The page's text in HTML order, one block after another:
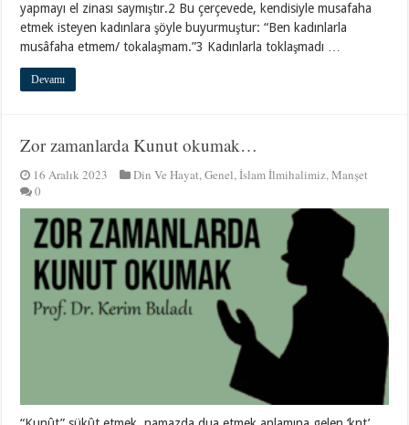
yapmayı el zinası saymıştır.2 Bu çerçevede, kendisiyle musafaha
etmek isteyen kadınlara şöyle buyurmuştur: “Ben kadınlarla
musâfaha etmem/ tokalaşmam.”3 Kadınlarla toklaşmadı …
Devamı
Zor zamanlarda Kunut okumak…
16 Aralık 2023 Din Ve Hayat,Genel,İslam İlmihalimiz,Manşet
0